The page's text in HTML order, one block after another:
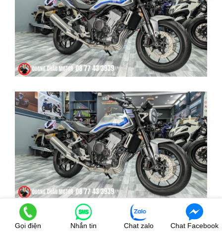
Gọi điện Nhắn tin Chat zalo Chat Facebook